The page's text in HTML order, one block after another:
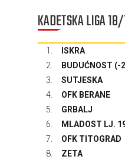
KADETSKA LIGA
1. ISKRA
2.
BUDUĆNOST (-
3.
SUTJESKA
4.
OFK BERANE
5.
GRBALJ
6.
MLADOST LJ.
7.
OFK TITOGRAD
8.
ZETA